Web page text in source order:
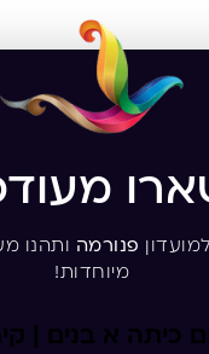
פנורמה ותהנו
מיוחדות!
כיתה א בנים |